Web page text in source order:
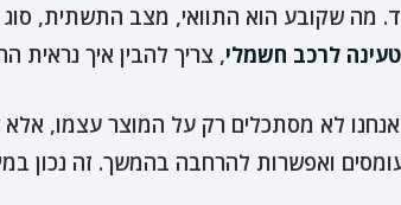
מה שקובע הוא התוואי, מצב התשתית, סוג
לרכב חשמלי, צריך להבין איך נראית
ואפשרות להרחבה בהמשך. זה נכון